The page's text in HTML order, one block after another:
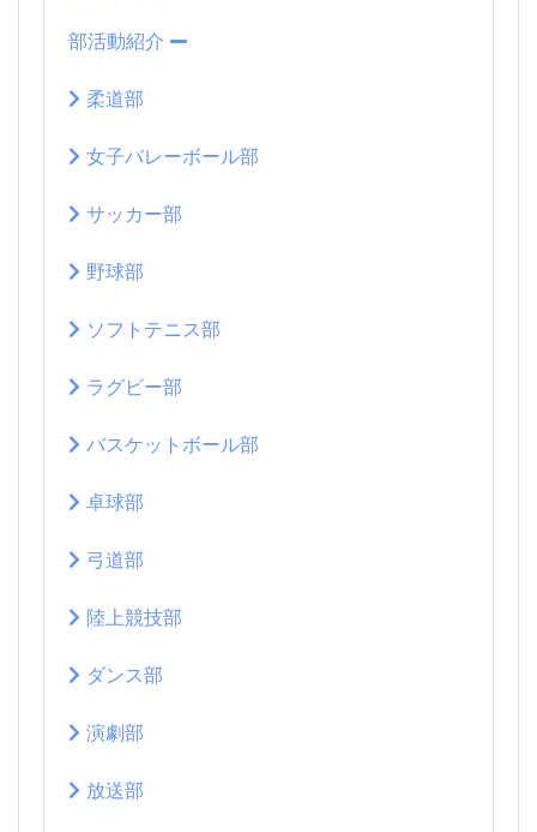
部活動紹介
柔道部
女子バレーボール部
サッカー部
野球部
ソフトテニス部
ラグビー部
バスケットボール部
卓球部
弓道部
陸上競技部
ダンス部
演劇部
放送部